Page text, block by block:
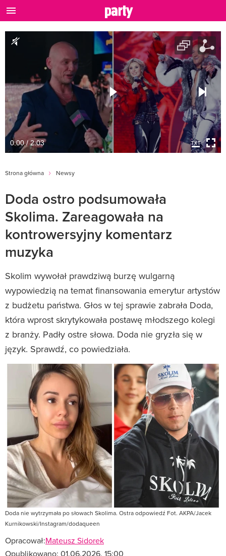
0:00 / 2:03
Strona główna Newsy
Doda ostro podsumowała
Skolima. Zareagowała na
kontrowersyjny komentarz
muzyka
Skolim wywołał prawdziwą burzę wulgarną
wypowiedzią na temat finansowania emerytur artystów
z budżetu państwa. Głos w tej sprawie zabrała Doda,
która wprost skrytykowała postawę młodszego kolegi
z branży. Padły ostre słowa. Doda nie gryzła się w
język. Sprawdź, co powiedziała.
Doda nie wytrzymała po słowach Skolima. Ostra odpowiedź Fot. AKPA/Jacek
Kurnikowski/Instagram/dodaqueen
Opracował:Mateusz Sidorek
Opublikowano: 01.06.2026, 15:00